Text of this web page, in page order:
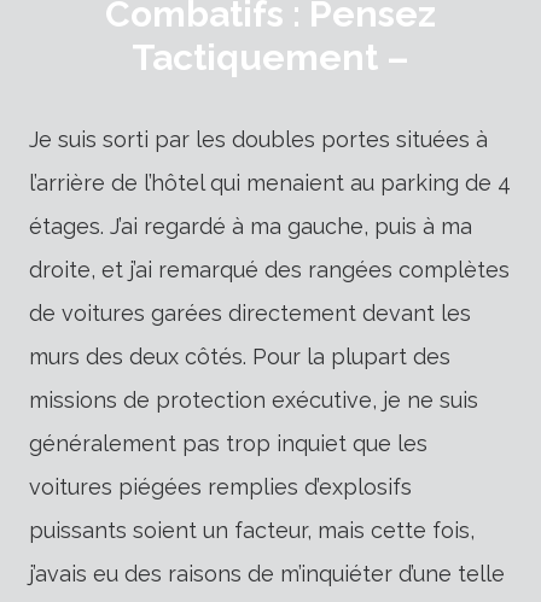
Combatifs : Pensez
Tactiquement –
Je suis sorti par les doubles portes situées à
l’arrière de l’hôtel qui menaient au parking de 4
étages. J’ai regardé à ma gauche, puis à ma
droite, et j’ai remarqué des rangées complètes
de voitures garées directement devant les
murs des deux côtés. Pour la plupart des
missions de protection exécutive, je ne suis
généralement pas trop inquiet que les
voitures piégées remplies d’explosifs
puissants soient un facteur, mais cette fois,
j’avais eu des raisons de m’inquiéter d’une telle